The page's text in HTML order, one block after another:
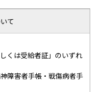
て
くは受給者証」のいずれ
障害者手帳・戦傷病者手